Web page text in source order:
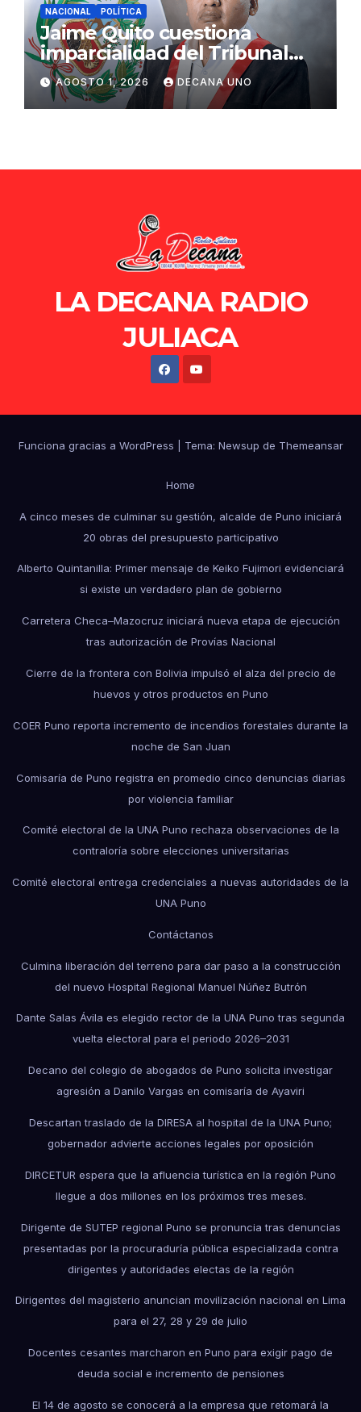
NACIONAL POLÍTICA
Jaime Quito cuestiona
imparcialidad del Tribunal
Constitucional tras liberación
de Ollanta Humala
AGOSTO 1, 2026 DECANA UNO
LA DECANA RADIO
JULIACA
Funciona gracias a WordPress Tema: Newsup de Themeansar
Home
A cinco meses de culminar su gestión, alcalde de Puno iniciará
20 obras del presupuesto participativo
Alberto Quintanilla: Primer mensaje de Keiko Fujimori evidenciará
si existe un verdadero plan de gobierno
Carretera Checa–Mazocruz iniciará nueva etapa de ejecución
tras autorización de Provías Nacional
Cierre de la frontera con Bolivia impulsó el alza del precio de
huevos y otros productos en Puno
COER Puno reporta incremento de incendios forestales durante la
noche de San Juan
Comisaría de Puno registra en promedio cinco denuncias diarias
por violencia familiar
Comité electoral de la UNA Puno rechaza observaciones de la
contraloría sobre elecciones universitarias
Comité electoral entrega credenciales a nuevas autoridades de la
UNA Puno
Contáctanos
Culmina liberación del terreno para dar paso a la construcción
del nuevo Hospital Regional Manuel Núñez Butrón
Dante Salas Ávila es elegido rector de la UNA Puno tras segunda
vuelta electoral para el periodo 2026–2031
Decano del colegio de abogados de Puno solicita investigar
agresión a Danilo Vargas en comisaría de Ayaviri
Descartan traslado de la DIRESA al hospital de la UNA Puno;
gobernador advierte acciones legales por oposición
DIRCETUR espera que la afluencia turística en la región Puno
llegue a dos millones en los próximos tres meses.
Dirigente de SUTEP regional Puno se pronuncia tras denuncias
presentadas por la procuraduría pública especializada contra
dirigentes y autoridades electas de la región
Dirigentes del magisterio anuncian movilización nacional en Lima
para el 27, 28 y 29 de julio
Docentes cesantes marcharon en Puno para exigir pago de
deuda social e incremento de pensiones
El 14 de agosto se conocerá a la empresa que retomará la